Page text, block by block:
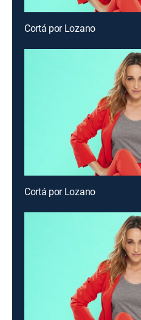
Cortá por Lozano
Cortá por Lozano